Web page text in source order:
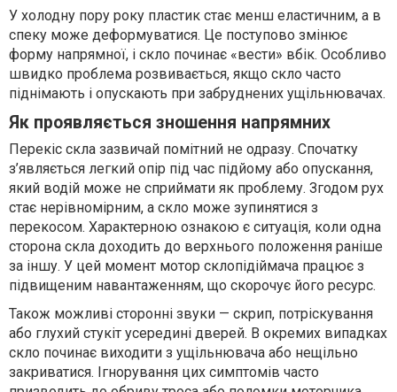
У холодну пору року пластик стає менш еластичним, а в
спеку може деформуватися. Це поступово змінює
форму напрямної, і скло починає «вести» вбік. Особливо
швидко проблема розвивається, якщо скло часто
піднімають і опускають при забруднених ущільнювачах.
Як проявляється зношення напрямних
Перекіс скла зазвичай помітний не одразу. Спочатку
з’являється легкий опір під час підйому або опускання,
який водій може не сприймати як проблему. Згодом рух
стає нерівномірним, а скло може зупинятися з
перекосом. Характерною ознакою є ситуація, коли одна
сторона скла доходить до верхнього положення раніше
за іншу. У цей момент мотор склопідіймача працює з
підвищеним навантаженням, що скорочує його ресурс.
Також можливі сторонні звуки — скрип, потріскування
або глухий стукіт усередині дверей. В окремих випадках
скло починає виходити з ущільнювача або нещільно
закриватися. Ігнорування цих симптомів часто